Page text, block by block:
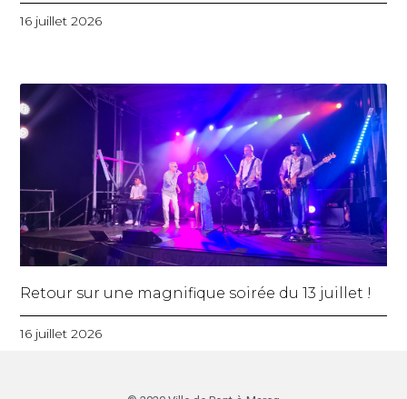
16 juillet 2026
Retour sur une magnifique soirée du 13 juillet !
16 juillet 2026